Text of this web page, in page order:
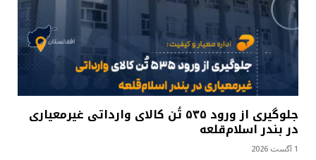
جلوگیری از ورود ۵۳۵ تُن کالای وارداتی غیرمعیاری
در بندر اسلام‌قلعه
1 آگست 2026